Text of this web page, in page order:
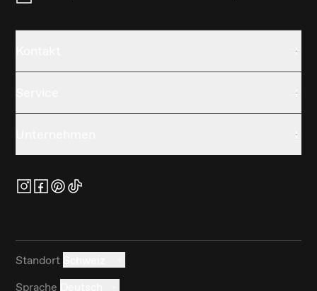
Standort
Sprache